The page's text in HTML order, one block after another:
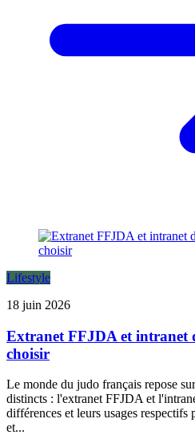
Lifestyle
18 juin 2026
Extranet FFJDA et intranet
choisir
Le monde du judo français repose
distincts : l'extranet FFJDA et
différences et leurs usages
et...